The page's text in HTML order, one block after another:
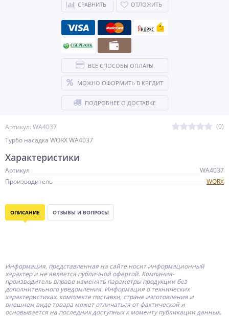
Артикул: WA4037
(0)
Турбо насадка WORX WA4037
СРАВНИТЬ ОТЛОЖИТЬ
ВСЕ СПОСОБЫ ОПЛАТЫ
МОЖНО ОФОРМИТЬ В КРЕДИТ
ПОДРОБНЕЕ О ДОСТАВКЕ
Характеристики
Артикул
WA4037
Производитель
WORX
ОПИСАНИЕ ОТЗЫВЫ И ВОПРОСЫ
Информация, представленная на сайте носит информационный
характер и не является публичной офертой. Компания-
производитель вправе изменять параметры продукции без
дополнительного уведомления. Информация о технических
характеристиках, комплекте поставки, стране изготовления и
внешнем виде товара может отличаться от фактической и
основывается на последних доступных к моменту публикации данных.